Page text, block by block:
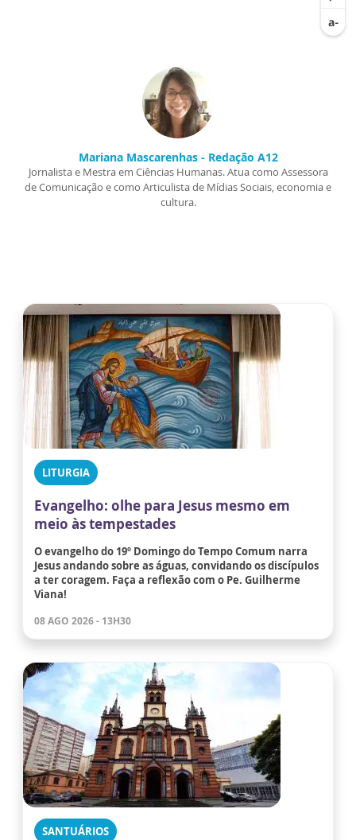
Mariana Mascarenhas - Redação A12
Jornalista e Mestra em Ciências Humanas. Atua como Assessora
de Comunicação e como Articulista de Mídias Sociais, economia e
cultura.
LITURGIA
Evangelho: olhe para Jesus mesmo em
meio às tempestades
O evangelho do 19º Domingo do Tempo Comum narra
Jesus andando sobre as águas, convidando os discípulos
a ter coragem. Faça a reflexão com o Pe. Guilherme
Viana!
08 AGO 2026 - 13H30
SANTUÁRIOS